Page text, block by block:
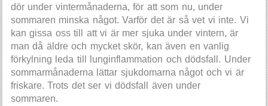
dör under vintermånaderna, för att som nu, under
sommaren minska något. Varför det är så vet vi inte. Vi
kan gissa oss till att vi är mer sjuka under vintern, är
man då äldre och mycket skör, kan även en vanlig
förkylning leda till lunginflammation och dödsfall. Under
sommarmånaderna lättar sjukdomarna något och vi är
friskare. Trots det ser vi dödsfall även under
sommaren.